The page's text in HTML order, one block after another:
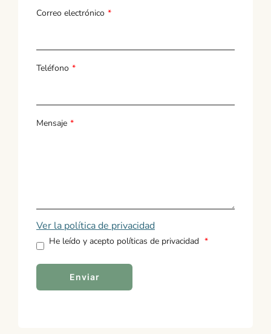
Correo electrónico *
Teléfono *
Mensaje *
Ver la política de privacidad
He leído y acepto políticas de privacidad *
Enviar